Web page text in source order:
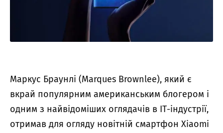
Маркус Браунлі (Marques Brownlee), який є
вкрай популярним американським блогером і
одним з найвідоміших оглядачів в ІТ-індустрії,
отримав для огляду новітній смартфон Xiaomi